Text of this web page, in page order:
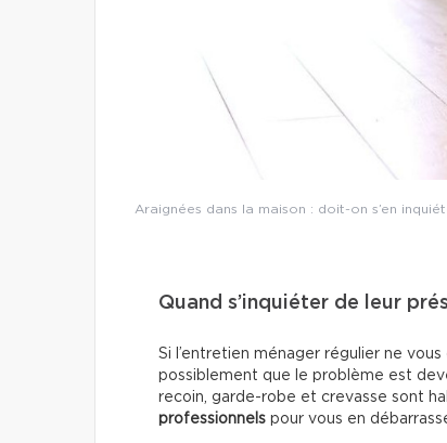
Araignées dans la maison : doit-on s’en
Quand s’inquiéter de leur
Si l’entretien ménager régulier ne
possiblement que le problème est
recoin, garde-robe et crevasse sont
professionnels pour vous en